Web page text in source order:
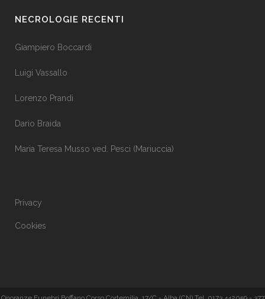
NECROLOGIE RECENTI
Giampiero Boccardi
Luigi Vassallo
Lorenzo Prandi
Dario Braida
Maria Teresa Musso ved. Pesci (Mariuccia)
Privacy
Cookies